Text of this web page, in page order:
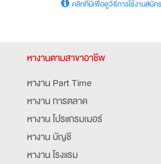
คลิกที่นี่เพื่อดูวิธีการใช้งานสมัค
หางานตามสาขาอาชีพ
หางาน Part Time
หางาน การตลาด
หางาน โปรแกรมเมอร์
หางาน บัญชี
หางาน โรงแรม